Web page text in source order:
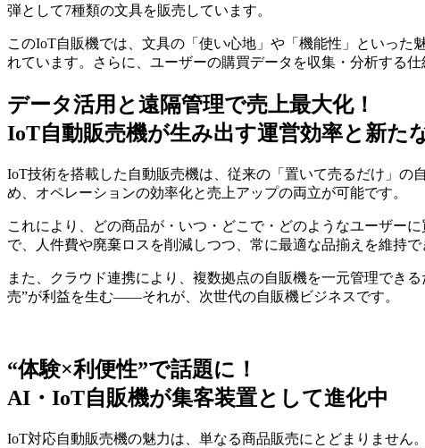
弾として7種類の文具を販売しています。
このIoT自販機では、文具の「使い心地」や「機能性」といった
れています。さらに、ユーザーの購買データを収集・分析する
データ活用と遠隔管理で売上最大化！
IoT自動販売機が生み出す運営効率と新た
IoT技術を搭載した自動販売機は、従来の「置いて売るだけ」
め、オペレーションの効率化と売上アップの両立が可能です。
これにより、どの商品が・いつ・どこで・どのようなユーザー
で、人件費や廃棄ロスを削減しつつ、常に最適な品揃えを維持で
また、クラウド連携により、複数拠点の自販機を一元管理でき
売”が利益を生む——それが、次世代の自販機ビジネスです。
“体験×利便性”で話題に！
AI・IoT自販機が集客装置として進化中
IoT対応自動販売機の魅力は、単なる商品販売にとどまりませ